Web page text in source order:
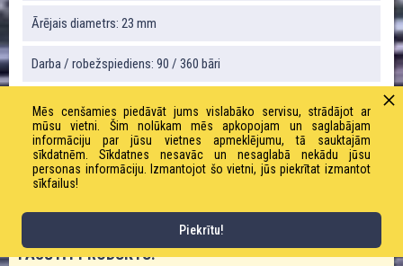
Ārējais diametrs: 23 mm
Darba / robežspiediens: 90 / 360 bāri
Svars: 500 g
Vakuums: 100 %
Liekuma rādiuss: 125 mm
PASŪTĪT PRODUKTU!
Mēs cenšamies piedāvāt jums vislabāko servisu, strādājot ar
mūsu vietni. Šim nolūkam mēs apkopojam un saglabājam
informāciju par jūsu vietnes apmeklējumu, tā sauktajām
sīkdatnēm. Sīkdatnes nesavāc un nesaglabā nekādu jūsu
personas informāciju. Izmantojot šo vietni, jūs piekrītat izmantot
sīkfailus!
Piekrītu!